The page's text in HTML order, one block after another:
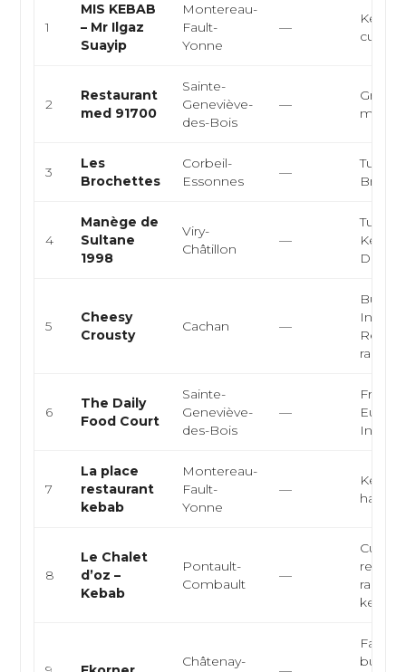
1
MIS KEBAB
– Mr Ilgaz
Suayip
Montereau-
Fault-
Yonne
—
2
Restaurant
med 91700
Sainte-
Geneviève-
des-Bois
—
Grec,
3
Les
Brochettes
Corbeil-
Essonnes
—
4
Manège de
Sultane
1998
Viry-
Châtillon
—
Durum
5
Cheesy
Crousty
Cachan —
rapide
6
The Daily
Food Court
Sainte-
Geneviève-
des-Bois
—
7
La place
restaurant
kebab
Montereau-
Fault-
Yonne
—
halal
8
Le Chalet
d’oz –
Kebab
Pontault-
Combault
—
rapide,
kebab,
Châtenay-
Fast-
burger